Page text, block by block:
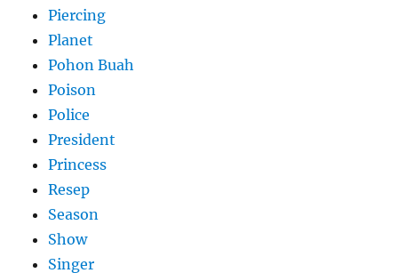
Piercing
Planet
Pohon Buah
Poison
Police
President
Princess
Resep
Season
Show
Singer